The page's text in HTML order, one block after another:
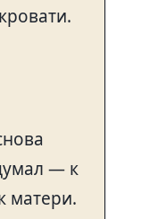
— к
матери.